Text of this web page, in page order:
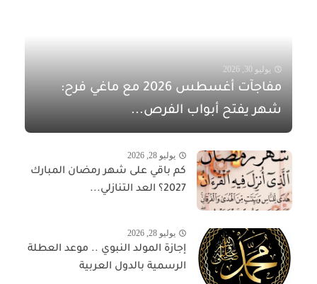
يوليو 30, 2026
مفاجآت أغسطس 2026 مع ماغي فرح:
شهر يفتح أبواب الفرص...
يوليو 28, 2026
كم باقي على شهر رمضان المبارك
2027؟ العد التنازلي...
يوليو 28, 2026
إجازة المولد النبوي .. موعد العطلة
الرسمية بالدول العربية